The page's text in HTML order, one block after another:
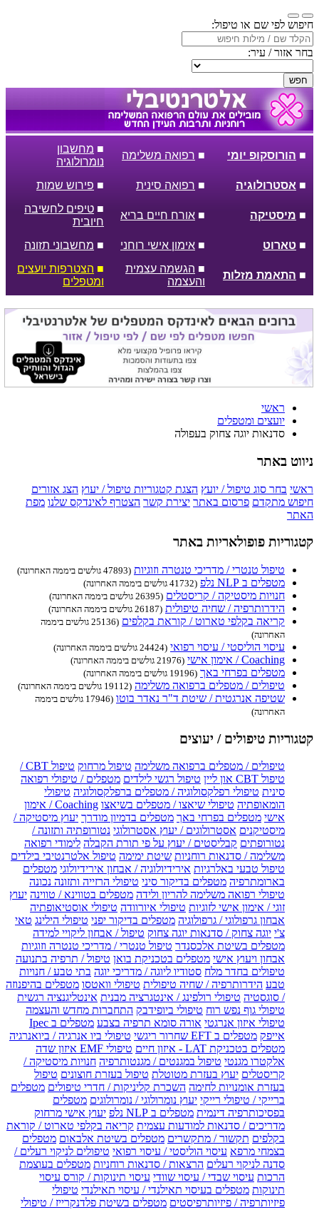
חיפוש לפי שם או טיפול:
בחר אזור / עיר:
חפש
■ הורוסקופ יומי ■ רפואה משלימה
■ מחשבון
נומרולוגיה
■ אסטרולוגיה ■ רפואה סינית ■ פירוש שמות
■ מיסטיקה ■ אורח חיים בריא
■ טיפים לחשיבה
חיובית
■ טארוט ■ אימון אישי רוחני ■ מחשבוני תזונה
■ התאמת מזלות
■ הגשמה עצמית
והעצמה
■ הצטרפות יועצים
ומטפלים
ראשי
יועצים ומטפלים
סדנאות יוגה צחוק בעפולה
ניווט באתר
ראשי בחר סוג טיפול / יועץ הצגת קטגוריות טיפול / יעוץ הצג אזורים
חיפוש מתקדם פרסום באתר יצירת קשר הצטרף לאינדקס שלנו מפת
האתר
קטגוריות פופולאריות באתר
טיפול טנטרי / מדריכי טנטרה וזוגיות (47893 גולשים ביממה האחרונה)
מטפלים ב NLP נלפ (41732 גולשים ביממה האחרונה)
חנויות מיסטיקה / קריסטלים (26395 גולשים ביממה האחרונה)
הידרותרפיה / שחיה טיפולית (26187 גולשים ביממה האחרונה)
קריאה בקלפי טארוט / קוראת בקלפים
(25136 גולשים ביממה
האחרונה)
עיסוי הוליסטי / עיסוי רפואי (24424 גולשים ביממה האחרונה)
Coaching / אימון אישי (21976 גולשים ביממה האחרונה)
מטפלים בפרחי באך (19196 גולשים ביממה האחרונה)
טיפולים / מטפלים ברפואה משלימה (19112 גולשים ביממה האחרונה)
שטיפה אנרגטית / שיטת ד"ר נאדר בוטו
(17946 גולשים ביממה
האחרונה)
קטגוריות טיפולים / יעוצים
טיפולים / מטפלים ברפואה משלימה טיפול מרחוק
טיפול CBT /
טיפול CBT און ליין
טיפול רגשי לילדים מטפלים / טיפולי רפואה
סינית טיפולי רפלקסולוגיה / מטפלים ברפלקסולוגיה טיפולי
הומאופתיה טיפולי שיאצו / מטפלים בשיאצו
Coaching / אימון
אישי מטפלים בפרחי באך מטפלים בדמיון מודרך יעוץ מיסטיקה /
מיסטיקנים אסטרולוגים / יעוץ אסטרולוגי נטורופתיה ותזונה /
נטורופתים קבליסטים / יעוץ על פי תורת הקבלה לימודי רפואה
משלימה / סדנאות רוחניות שיטת ימימה טיפול אלטרנטיבי בילדים
טיפול טבעי באלרגיות אירידיולוגיה / אבחון אירידיולוגי מטפלים
בארומתרפיה מטפלים בדיקור סיני טיפולי הרזייה ותזונה נכונה
טיפולי רפואה משלימה להריון ולידה מטפלים בטווינא / טווינה יעוץ
זוגי / אימון אישי לזוגיות טיפולי איורוודה טיפולי אוסטיאופתיה
אבחון גרפולוגי / גרפולוגיה מטפלים בדיקור יפני טיפולי הילינג טאי
צ'י יוגה צחוק / סדנאות יוגה צחוק טיפול / אבחון ליקויי למידה
מטפלים בשיטת אלכסנדר טיפול טנטרי / מדריכי טנטרה וזוגיות
אבחון ויעוץ אישי מטפלים בטכניקת בואן טיפול / תרפיה בתנועה
טיפולים בחדר מלח סטודיו ליוגה / מדריכי יוגה בתי טבע / חנויות
טבע הידרותרפיה / שחיה טיפולית טיפולי וואטסו מטפלים בהיפנוזה
/ סוגסטיה טיפולי רולפינג / אינטגרציה מבנית אינטליגנציה רגשית
טיפולי גוף נפש רוח טיפולי ביופידבק התחברות מחדש והעצמה
טיפולי איזון אנרגטי אורה סומא תרפיה בצבע
מטפלים ב Ipec
אייפק מטפלים ב EFT שחרור ריגשי
טיפולי ביו אנרגיה / ביואנרגיה
מטפלים בטכניקת LAT - איזון חיים
טיפולי EMF איזון שדה
אלקטרו מגנטי טיפול במגנטים / מגנטותרפיה חנויות מיסטיקה /
קריסטלים יעוץ בעזרת מטוטלת טיפול בעזרת חוצונים טיפול
בעזרת אומנויות לחימה השכרת קליניקות / חדרי טיפולים מטפלים
ברייקי / טיפולי רייקי יעוץ נומרולוגי / נומרולוגים מטפלים
בפסיכותרפיה דינמית מטפלים ב NLP נלפ
יעוץ אישי מרחוק
מדריכים / סדנאות למודעות עצמית קריאה בקלפי טארוט / קוראת
בקלפים תקשור / מתקשרים מטפלים בשיטת אלבאום מטפלים
בצמחי מרפא עיסוי הוליסטי / עיסוי רפואי טיפולים לניקוי רעלים /
סדנה לניקוי רעלים הרצאות / סדנאות רוחניות מטפלים בעוצמת
הרכות עיסוי שבדי / עיסוי שוודי עיסוי תינוקות / קורס עיסוי
תינוקות מטפלים בעיסוי תאילנדי / עיסוי תאילנדי טיפולי
פיזיותרפיה / פיזיותרפיסטים מטפלים בשיטת פלדנקרייז / טיפולי